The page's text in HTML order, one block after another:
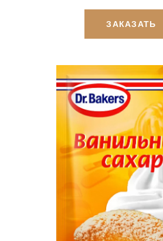
ЗАКАЗАТЬ